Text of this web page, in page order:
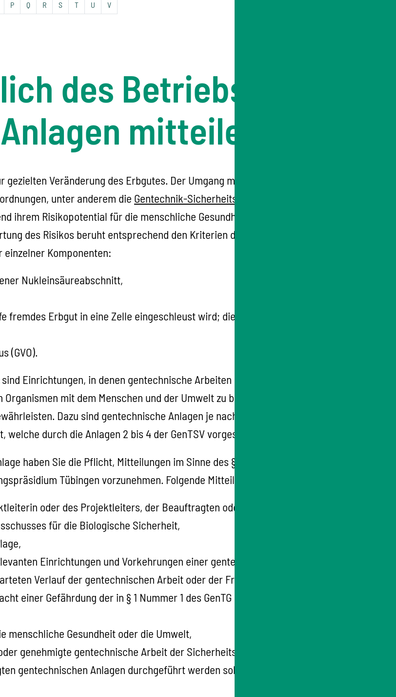
P Q R S T U V
des Betriebs
mitteilen
Veränderung des Erbgutes. Der Umgang mit der Gentechnik wird durch
unter anderem die Gentechnik-Sicherheitsverordnung (GenTSV)
ihrem Risikopotential für die menschliche Gesundheit und die Umwelt in die vier
des Risikos beruht entsprechend den Kriterien der Anlage 1 der GenTSV dabei
Komponenten:
Nukleinsäureabschnitt,
Erbgut in eine Zelle eingeschleust wird; dies können Viren, Phagen oder
(GVO).
Einrichtungen, in denen gentechnische Arbeiten im geschlossenen System
mit dem Menschen und der Umwelt zu begrenzen und ein dem
Dazu sind gentechnische Anlagen je nach Sicherheitsstufe mit
durch die Anlagen 2 bis 4 der GenTSV vorgeschrieben sind.
haben Sie die Pflicht, Mitteilungen im Sinne des § 21 und des § 9 Absatz 4a des
Tübingen vorzunehmen. Folgende Mitteilungen sind vorzunehmen:
oder des Projektleiters, der Beauftragten oder des Beauftragten für die
für die Biologische Sicherheit,
Einrichtungen und Vorkehrungen einer gentechnischen Anlage,
Verlauf der gentechnischen Arbeit oder der Freisetzung oder des
einer Gefährdung der in § 1 Nummer 1 des GenTG bezeichneten Rechtsgüter
menschliche Gesundheit oder die Umwelt,
genehmigte gentechnische Arbeit der Sicherheitsstufen S2 und S3 in einer
gentechnischen Anlagen durchgeführt werden soll.